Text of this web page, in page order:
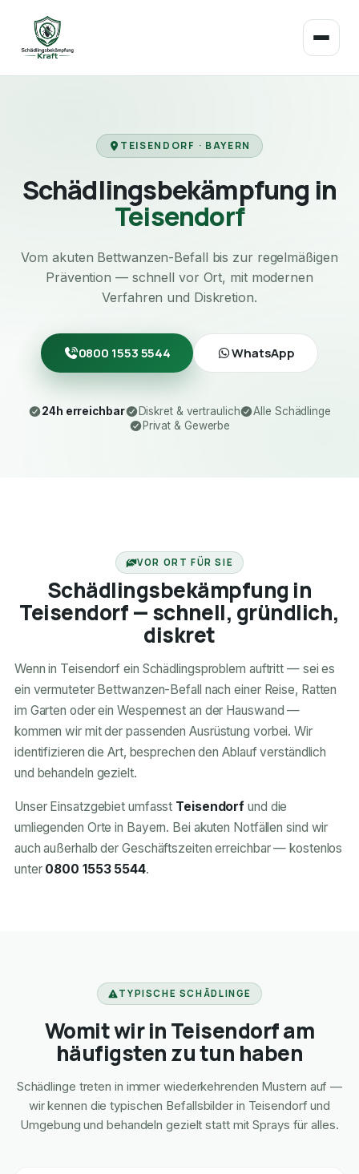
TEISENDORF · BAYERN
Schädlingsbekämpfung in
Teisendorf
Vom akuten Bettwanzen-Befall bis zur regelmäßigen
Prävention — schnell vor Ort, mit modernen
Verfahren und Diskretion.
0800 1553 5544 WhatsApp
24h erreichbar Diskret & vertraulich
Alle Schädlinge
Privat & Gewerbe
VOR ORT FÜR SIE
Schädlingsbekämpfung in
Teisendorf — schnell, gründlich,
diskret
Wenn in Teisendorf ein Schädlingsproblem auftritt — sei es
ein vermuteter Bettwanzen-Befall nach einer Reise, Ratten
im Garten oder ein Wespennest an der Hauswand —
kommen wir mit der passenden Ausrüstung vorbei. Wir
identifizieren die Art, besprechen den Ablauf verständlich
und behandeln gezielt.
Unser Einsatzgebiet umfasst Teisendorf und die
umliegenden Orte in Bayern. Bei akuten Notfällen sind wir
auch außerhalb der Geschäftszeiten erreichbar — kostenlos
unter 0800 1553 5544.
TYPISCHE SCHÄDLINGE
Womit wir in Teisendorf am
häufigsten zu tun haben
Schädlinge treten in immer wiederkehrenden Mustern auf —
wir kennen die typischen Befallsbilder in Teisendorf und
Umgebung und behandeln gezielt statt mit Sprays für alles.